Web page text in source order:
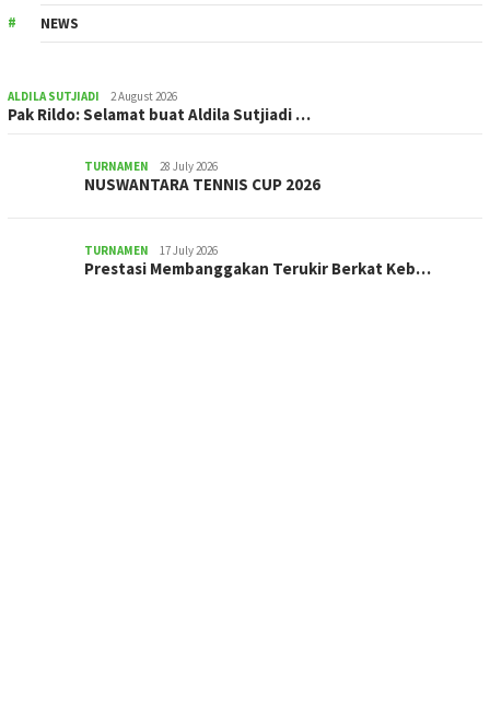
NEWS
ALDILA SUTJIADI 2 August 2026
Pak Rildo: Selamat buat Aldila Sutjiadi …
TURNAMEN 28 July 2026
NUSWANTARA TENNIS CUP 2026
TURNAMEN 17 July 2026
Prestasi Membanggakan Terukir Berkat Keb…